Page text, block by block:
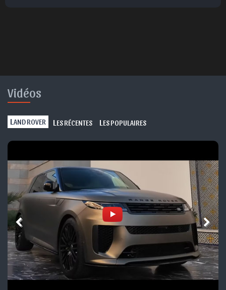
Vidéos
L AND ROVER L ES RÉCENTES L ES POPULAIRES